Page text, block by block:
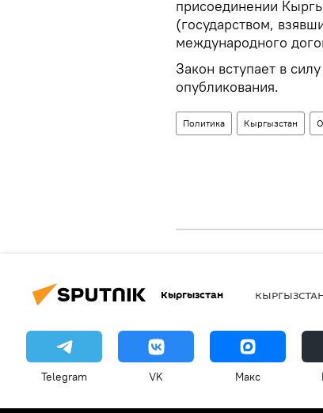
присоединении
(государством,
международного
Закон вступает в
опубликования.
Политика Кыргызстан
Кыргызстан
Telegram VK Макс